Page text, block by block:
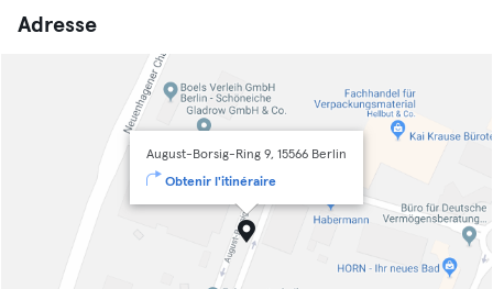
Adresse
August-Borsig-Ring 9, 15566 Berlin
Obtenir l'itinéraire